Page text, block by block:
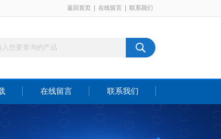
返回首页 在线留言 联系我们
在线留言 联系我们